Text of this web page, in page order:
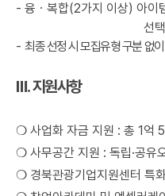
- 융ㆍ복합(2가지 이상) 아이
선택
- 최종 선정 시 모집유형 구분 없
Ⅲ.지원사항
❍ 사업화 자금 지원 : 총 1억 5
❍ 사무공간 지원 : 독립·공유
❍ 경북관광기업지원센터 특